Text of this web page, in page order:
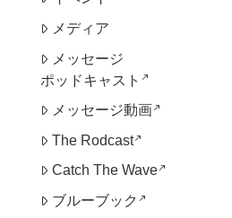
メディア
メッセージ
ポッドキャスト call_made
メッセージ動画call_made
The Rodcastcall_made
Catch The Wave call_made
ブルーブック call_made